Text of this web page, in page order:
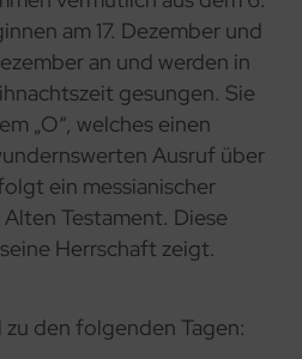
am 17. Dezember und
an und werden in
gesungen. Sie
„O“, welches einen
Ausruf über
ein messianischer
Testament. Diese
Herrschaft zeigt.
den folgenden Tagen: